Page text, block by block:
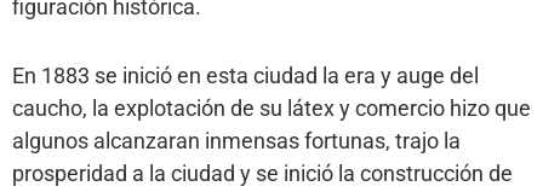
figuración histórica.
En 1883 se inició en esta ciudad la era y auge del
caucho, la explotación de su látex y comercio hizo que
algunos alcanzaran inmensas fortunas, trajo la
prosperidad a la ciudad y se inició la construcción de